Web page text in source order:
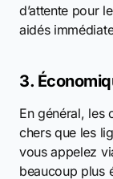
d’attente pour
aidés
3.
En général, les
chers que les
vous appelez
beaucoup plus